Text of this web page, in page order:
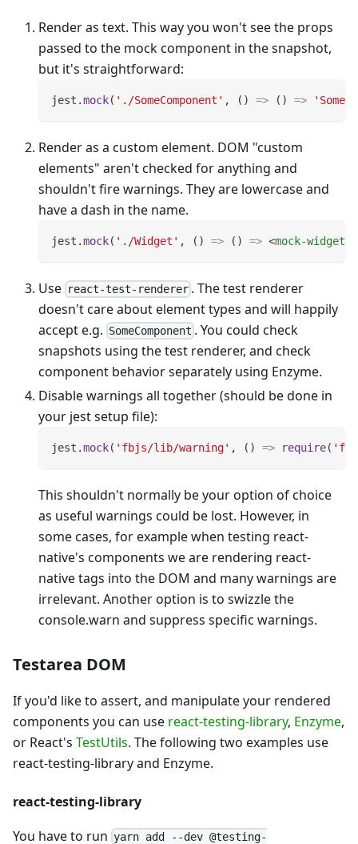
Render as text. This way you won't see the props
passed to the mock component in the snapshot,
but it's straightforward:
jest .mock( './SomeComponent' , ( ) => ( ) =>
Render as a custom element. DOM "custom
elements" aren't checked for anything and
shouldn't fire warnings. They are lowercase and
have a dash in the name.
jest .mock( './Widget' , ( ) => ( ) => <mock-widget
Use react-test-renderer . The test renderer
doesn't care about element types and will happily
accept e.g. SomeComponent . You could check
snapshots using the test renderer, and check
component behavior separately using Enzyme.
Disable warnings all together (should be done in
your jest setup file):
jest .mock( 'fbjs/lib/warning' , ( ) => require(
This shouldn't normally be your option of choice
as useful warnings could be lost. However, in
some cases, for example when testing react-
native's components we are rendering react-
native tags into the DOM and many warnings are
irrelevant. Another option is to swizzle the
console.warn and suppress specific warnings.
Testarea DOM
If you'd like to assert, and manipulate your rendered
components you can use react-testing-library, Enzyme,
or React's TestUtils. The following two examples use
react-testing-library and Enzyme.
react-testing-library
You have to run yarn add --dev @testing-